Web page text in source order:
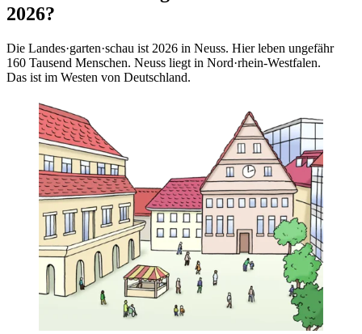
2026?
Die Landes·garten·schau ist 2026 in Neuss. Hier leben ungefähr
160 Tausend Menschen. Neuss liegt in Nord·rhein-Westfalen.
Das ist im Westen von Deutschland.